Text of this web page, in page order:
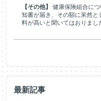
最新記事
【その他】
健康保険組合に
知書が届き、その額に呆然
料が高いと聞いてはおりまし